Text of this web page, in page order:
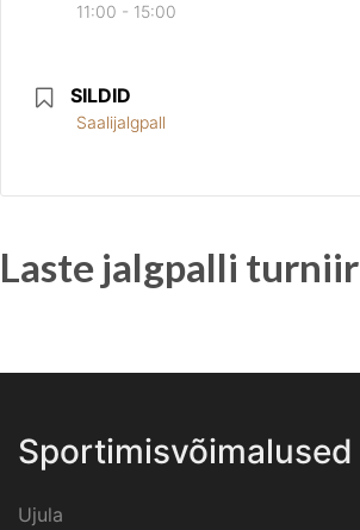
11:00 - 15:00
SILDID
Saalijalgpall
Laste jalgpalli turniir
Sportimisvõimalused
Ujula